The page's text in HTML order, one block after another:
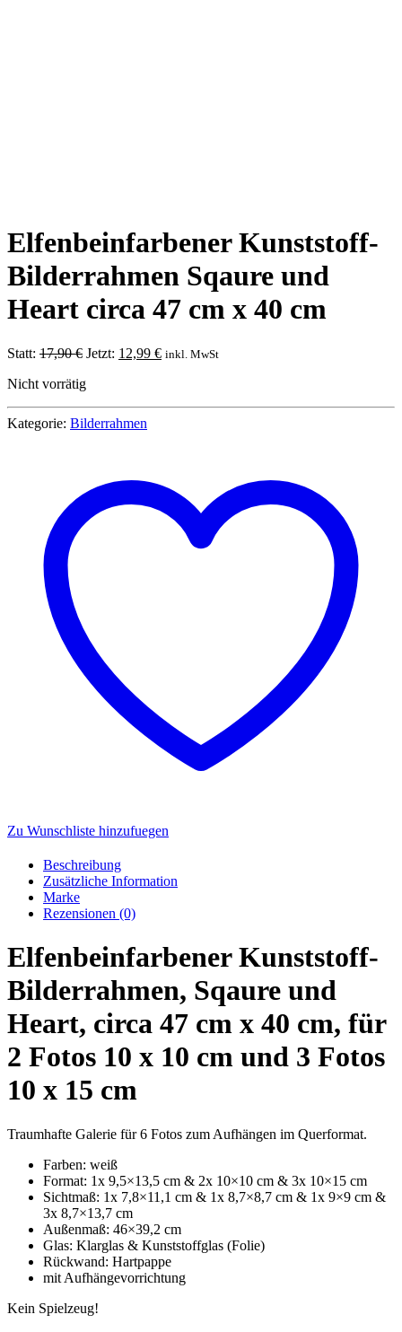
Elfenbeinfarbener Kunststoff-
Bilderrahmen Sqaure und
Heart circa 47 cm x 40 cm
Statt: 17,90€ Ursprünglicher
war:
Jetzt: 12,99 €Aktueller
inkl. MwSt
Nicht vorrätig
Kategorie: Bilderrahmen
Zu Wunschliste hinzufuegen
Beschreibung
Zusätzliche Information
Marke
Rezensionen (0)
Elfenbeinfarbener Kunststoff-
Bilderrahmen, Sqaure und
Heart, circa 47 cm x 40 cm, für
2 Fotos 10 x 10 cm und 3 Fotos
10 x 15 cm
Traumhafte Galerie für 6 Fotos zum Aufhängen im Querformat.
Farben: weiß
Format: 1x 9,5×13,5 cm & 2x 10×10 cm & 3x 10×15 cm
Sichtmaß: 1x 7,8×11,1 cm & 1x 8,7×8,7 cm & 1x 9×9 cm &
3x 8,7×13,7 cm
Außenmaß: 46×39,2 cm
Glas: Klarglas & Kunststoffglas (Folie)
Rückwand: Hartpappe
mit Aufhängevorrichtung
Kein Spielzeug!